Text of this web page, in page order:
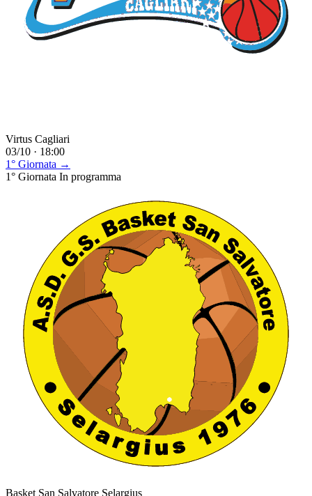
Virtus Cagliari
03/10 · 18:00
1° Giornata →
1° Giornata In programma
Basket San Salvatore Selargius